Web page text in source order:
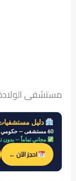
مستشفى
دليل مستشفيات
60 مستشفى — حكومي وخاص — أرقام حقيقية — 2026
مجاني تماماً —
احجز الآن ←